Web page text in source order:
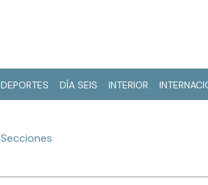
DEPORTES DÍA SEIS INTERIOR
Secciones